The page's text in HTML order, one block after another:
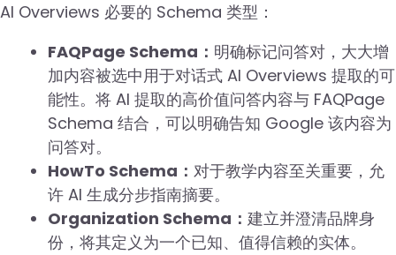
AI Overviews 必要的 Schema 类型：
FAQPage Schema： 明确标记问答对，大大增
加内容被选中用于对话式 AI Overviews 提取的可
能性。将 AI 提取的高价值问答内容与 FAQPage
Schema 结合，可以明确告知 Google 该内容为
问答对。
HowTo Schema： 对于教学内容至关重要，允
许 AI 生成分步指南摘要。
Organization Schema： 建立并澄清品牌身
份，将其定义为一个已知、值得信赖的实体。